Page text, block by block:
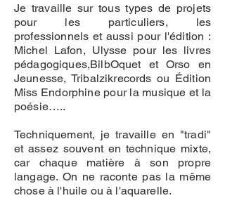
Je travaille sur tous types de projets
pour les particuliers, les
professionnels et aussi pour l'édition :
Michel Lafon, Ulysse pour les livres
pédagogiques,BilbOquet et Orso en
Jeunesse, Tribalzikrecords ou Édition
Miss Endorphine pour la musique et la
poésie…..
Techniquement, je travaille en "tradi"
et assez souvent en technique mixte,
car chaque matière à son propre
langage. On ne raconte pas la même
chose à l'huile ou à l'aquarelle.